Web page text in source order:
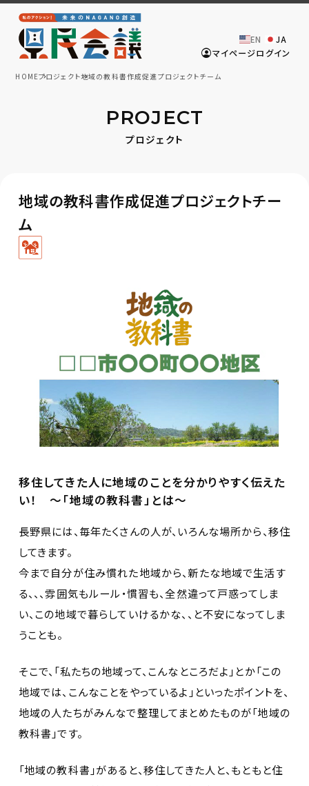
マイページログイン
EN JA
HOMEプロジェクト地域の教科書作成促進プロジェクトチーム
PROJECT
プロジェクト
地域の教科書作成促進プロジェクトチー
ム
移住してきた人に地域のことを分かりやすく伝えた
い！ ～「地域の教科書」とは～
長野県には、毎年たくさんの人が、いろんな場所から、移住
してきます。
今まで自分が住み慣れた地域から、新たな地域で生活す
る、、、雰囲気もルール・慣習も、全然違って戸惑ってしま
い、この地域で暮らしていけるかな、、と不安になってしま
うことも。
そこで、「私たちの地域って、こんなところだよ」とか「この
地域では、こんなことをやっているよ」といったポイントを、
地域の人たちがみんなで整理してまとめたものが「地域の
教科書」です。
「地域の教科書」があると、移住してきた人と、もともと住